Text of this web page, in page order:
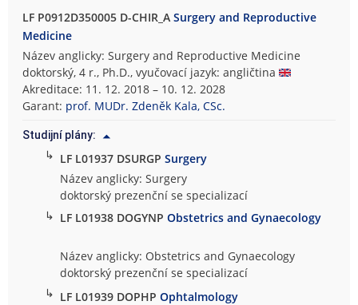
LF P0912D350005 D-CHIR_ASurgery and Reproductive
Medicine
Název anglicky: Surgery and Reproductive Medicine
doktorský, 4 r., Ph.D., vyučovací jazyk: angličtina
Akreditace: 11. 12. 2018 – 10. 12. 2028
Garant: prof. MUDr. Zdeněk Kala, CSc.
Studijní plány:
↳ LF L01937 DSURGPSurgery
Název anglicky: Surgery
doktorský prezenční se specializací
↳ LF L01938 DOGYNPObstetrics and Gynaecology
Název anglicky: Obstetrics and Gynaecology
doktorský prezenční se specializací
↳ LF L01939 DOPHPOphtalmology